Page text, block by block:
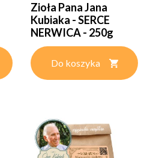
Zioła Pana Jana
Kubiaka - SERCE
NERWICA - 250g
Do koszyka